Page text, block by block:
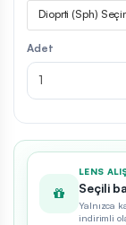
Dioprti (Sph)
Adet
LENS
Seçili
Yalnızca
indirimli